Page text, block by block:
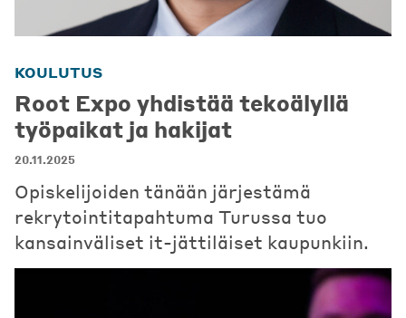
KOULUTUS
Root Expo yhdistää tekoälyllä
työpaikat ja hakijat
20.11.2025
Opiskelijoiden tänään järjestämä
rekrytointitapahtuma Turussa tuo
kansainväliset it-jättiläiset kaupunkiin.